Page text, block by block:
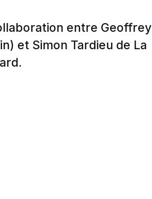
entre Geoffrey
et Simon Tardieu de La